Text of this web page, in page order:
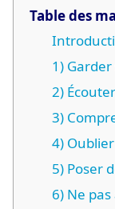
Table des
1)
2) Écouter
3)
4)
5) Poser
6) Ne